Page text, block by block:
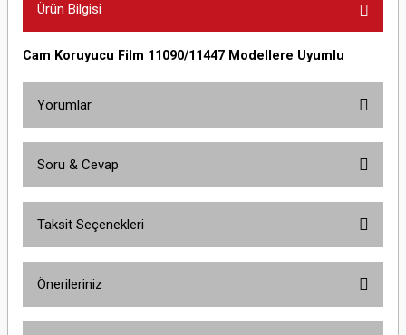
Ürün Bilgisi
Cam Koruyucu Film 11090/11447 Modellere Uyumlu
Yorumlar
Soru & Cevap
Taksit Seçenekleri
Önerileriniz